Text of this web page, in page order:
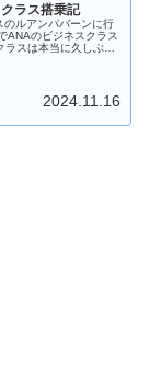
ラス搭乗記
ルアンパバーンに行
ANAのビジネスクラス
スは本当に久しぶり
2024.11.16